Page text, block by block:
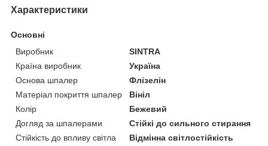
Характеристики
Основні
Виробник
SINTRA
Країна виробник
Україна
Основа шпалер
Флізелін
Матеріал покриття шпалер
Вініл
Колір
Бежевий
Догляд за шпалерами
Стійкі до сильного стирання
Стійкість до впливу світла
Відмінна світлостійкість